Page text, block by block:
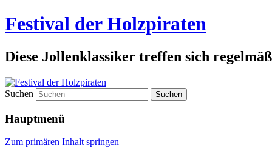
Festival der Holzpiraten
Diese Jollenklassiker treffen sich
Suchen
Hauptmenü
Zum primären Inhalt springen